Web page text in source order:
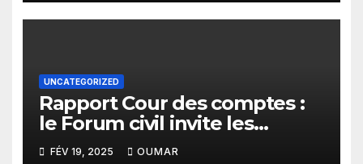
UNCATEGORIZED
Rapport Cour des comptes :
le Forum civil invite les
citoyens à s’engager pour
FÉV 19, 2025 OUMAR